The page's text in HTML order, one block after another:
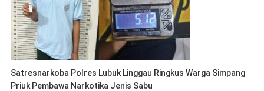
Satresnarkoba Polres Lubuk Linggau Ringkus Warga Simpang
Priuk Pembawa Narkotika Jenis Sabu